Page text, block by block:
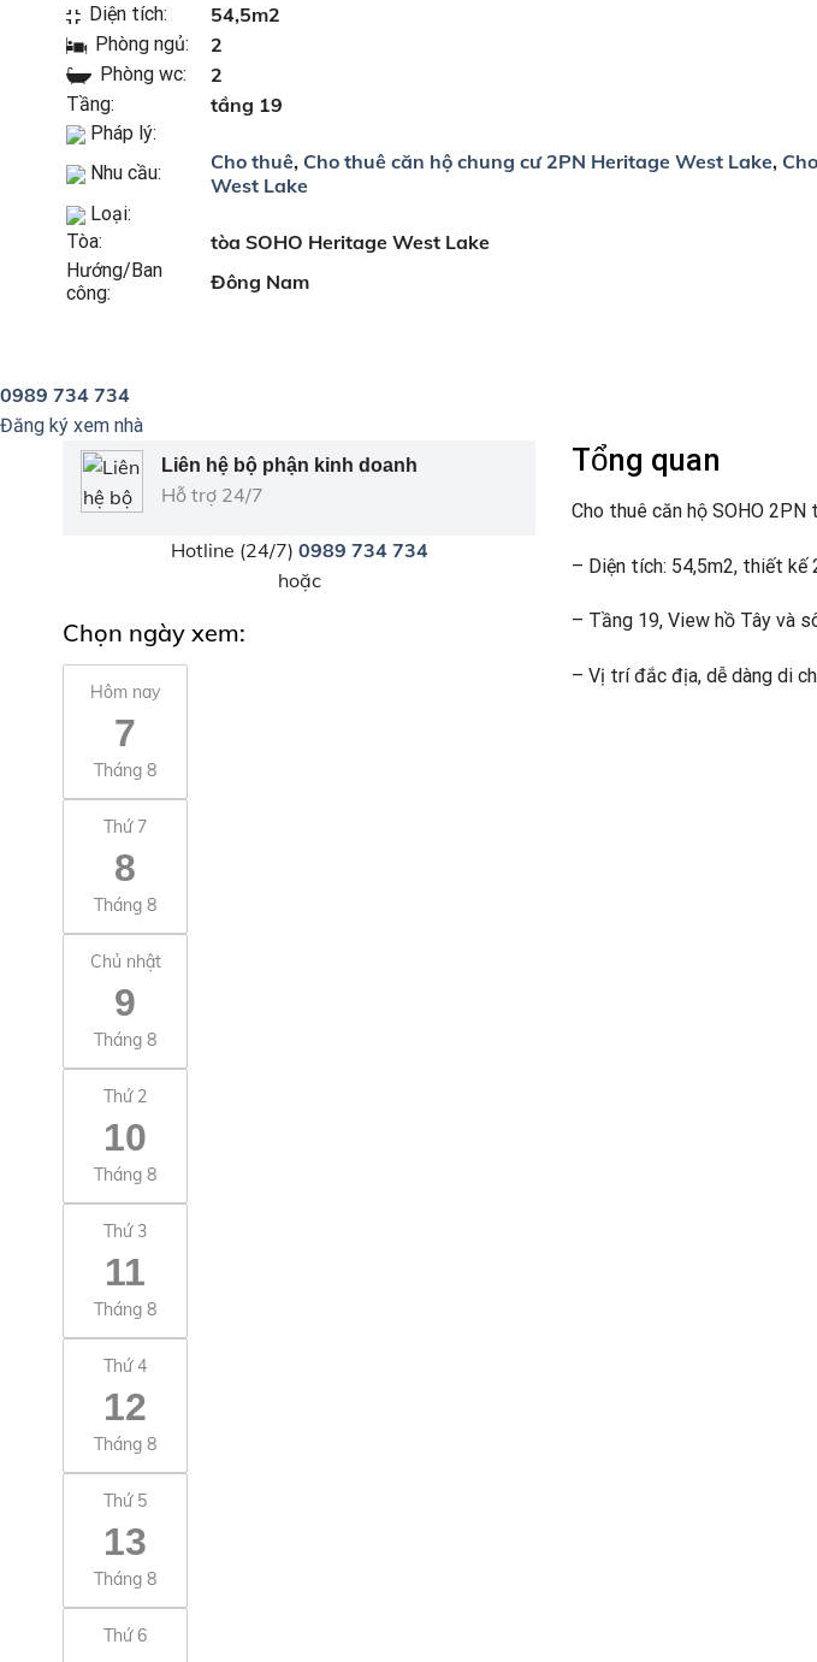
Diện tích:
54,5m2
Phòng ngủ: 2
Phòng wc: 2
Tầng: tầng 19
Pháp lý:
Nhu cầu:
Cho thuê, Cho thuê căn hộ chung cư 2PN Heritage West Lake,
West Lake
Loại:
Tòa:
tòa SOHO Heritage West Lake
Hướng/Ban
công:
Đông Nam
0989 734 734
Đăng ký xem nhà
Liên hệ bộ phận kinh doanh
Hỗ trợ 24/7
Hotline (24/7) 0989 734 734
hoặc
Chọn ngày xem:
Hôm nay
7
Tháng 8
Thứ 7
8
Tháng 8
Chủ nhật
9
Tháng 8
Thứ 2
10
Tháng 8
Thứ 3
11
Tháng 8
Thứ 4
12
Tháng 8
Thứ 5
13
Tháng 8
Thứ 6
Tổng quan
Cho thuê căn hộ SOHO
– Diện tích: 54,5m2, thiết kế
– Tầng 19, View hồ Tây và
– Vị trí đắc địa, dễ dàng di